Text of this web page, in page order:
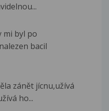
mi byl po
bacil
zánět jícnu,užívá
ho...